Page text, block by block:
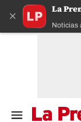
×
La
Noticias